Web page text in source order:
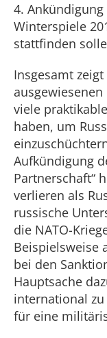
4.
Winterspiele
stattfinden
Insgesamt
viele
haben, um
Aufkündigung
Partnerschaft“
verlieren als
russische
die NATO-
Beispielsweise
bei den
Hauptsache
international
für eine